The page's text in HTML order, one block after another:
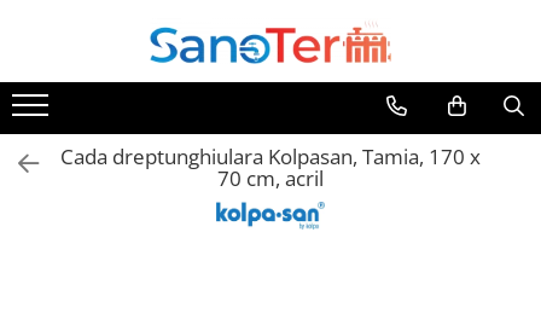
Toate Produsele
Obiecte Sanitare
LavoareCada dreptunghiulara Kolpasan, Tamia, 170 x
70 cm, acril